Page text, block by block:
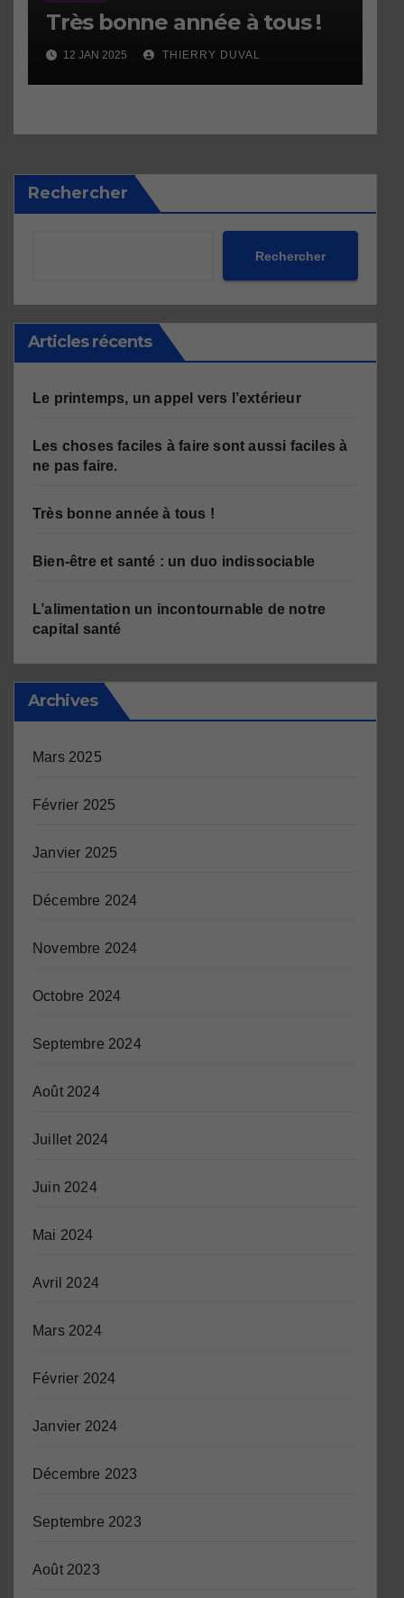
Très bonne année à tous !
12 JAN 2025 THIERRY DUVAL
Rechercher
Rechercher
Articles récents
Le printemps, un appel vers l’extérieur
Les choses faciles à faire sont aussi faciles à
ne pas faire.
Très bonne année à tous !
Bien-être et santé : un duo indissociable
L’alimentation un incontournable de notre
capital santé
Archives
Mars 2025
Février 2025
Janvier 2025
Décembre 2024
Novembre 2024
Octobre 2024
Septembre 2024
Août 2024
Juillet 2024
Juin 2024
Mai 2024
Avril 2024
Mars 2024
Février 2024
Janvier 2024
Décembre 2023
Septembre 2023
Août 2023